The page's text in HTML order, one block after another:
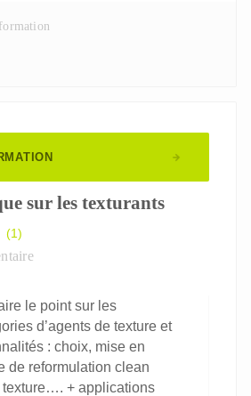
sur les texturants
(1)
le point sur les
d’agents de texture et
: choix, mise en
de reformulation clean
texture…. + applications